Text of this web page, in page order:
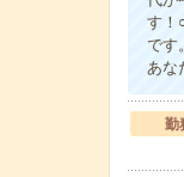
す！
です
あ
勤